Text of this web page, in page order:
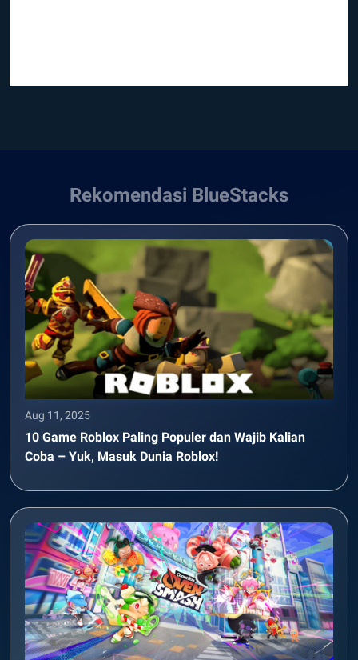
Rekomendasi BlueStacks
Aug 11, 2025
10 Game Roblox Paling Populer dan Wajib Kalian
Coba – Yuk, Masuk Dunia Roblox!